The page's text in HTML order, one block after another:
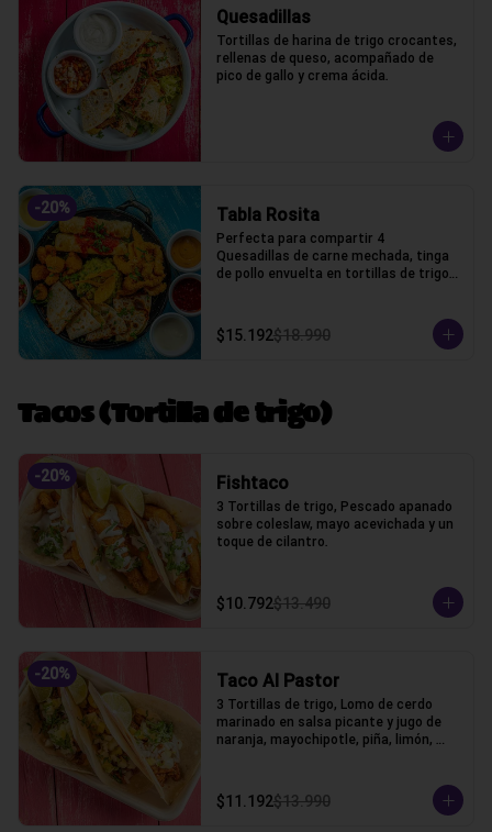
Quesadillas
Tortillas de harina de trigo crocantes,
rellenas de queso, acompañado de
pico de gallo y crema ácida.
-20% Tabla Rosita
Perfecta para compartir 4
Quesadillas de carne mechada, tinga
de pollo envuelta en tortillas de trigo,
chipotle, acida, honey, marinara y pico
de gallo
$15.192$18.990
Tacos (Tortilla de trigo)
-20% Fishtaco
3 Tortillas de trigo, Pescado apanado
sobre coleslaw, mayo acevichada y un
toque de cilantro.
$10.792$13.490
-20% Taco Al Pastor
3 Tortillas de trigo, Lomo de cerdo
marinado en salsa picante y jugo de
naranja, mayochipotle, piña, limón,
$11.192$13.990